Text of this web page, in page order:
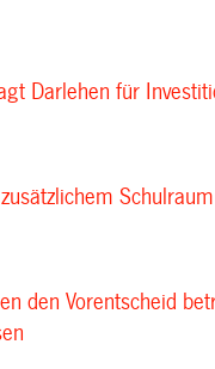
Darlehen für
den Vorentscheid